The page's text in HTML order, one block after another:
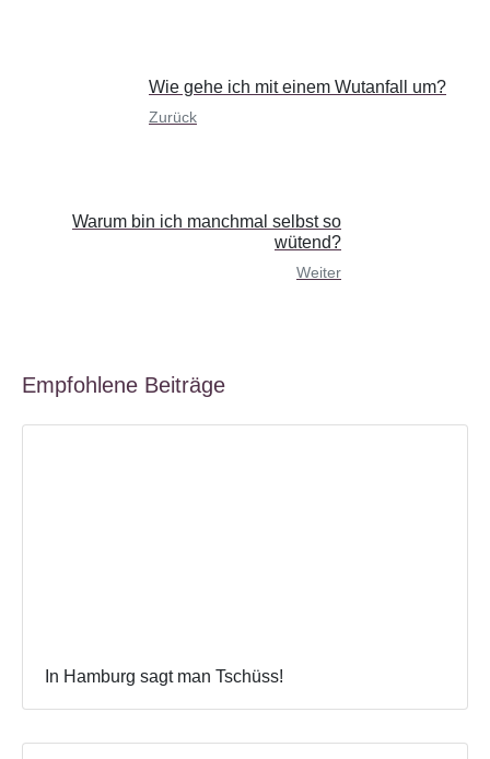
Wie gehe ich mit einem Wutanfall um?
Zurück
Warum bin ich manchmal selbst so
wütend?
Weiter
Empfohlene Beiträge
In Hamburg sagt man Tschüss!